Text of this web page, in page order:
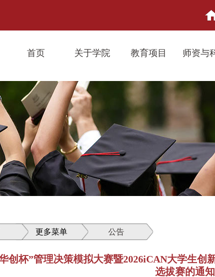
首页 关于学院 教育项目 师资与
更多菜单 公告
创杯”管理决策模拟大赛暨2026iCAN大学生创
选拔赛的通知